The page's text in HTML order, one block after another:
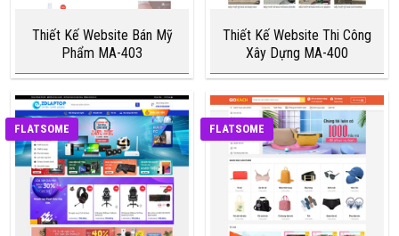
Thiết Kế Website Bán Mỹ
Phẩm MA-403
Thiết Kế Website Thi Công
Xây Dựng MA-400
FLATSOME FLATSOME